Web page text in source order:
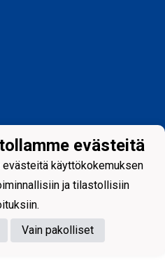
evästeitä
käyttökokemuksen
ja tilastollisiin
Vain pakolliset